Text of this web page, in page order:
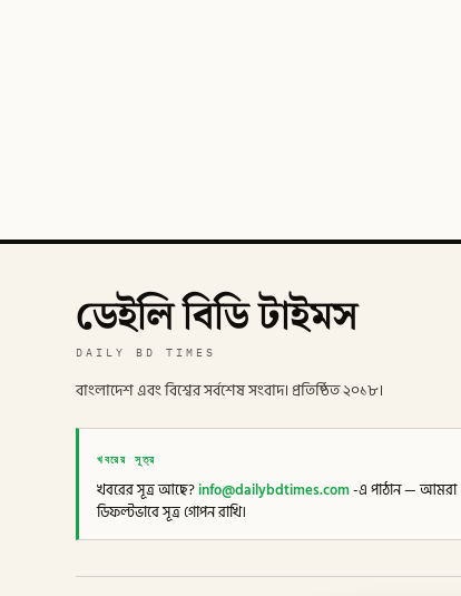
ডেইলি বিডি টাইমস
DAILY BD TIMES
বাংলাদেশ এবং বিশ্বের সর্বশেষ সংবাদ। প্রতিষ্ঠিত ২০১৮।
খবরের সূত্র
খবরের সূত্র আছে?info@dailybdtimes.com-এ পাঠান — আমরা
ডিফল্টভাবে সূত্র গোপন রাখি।